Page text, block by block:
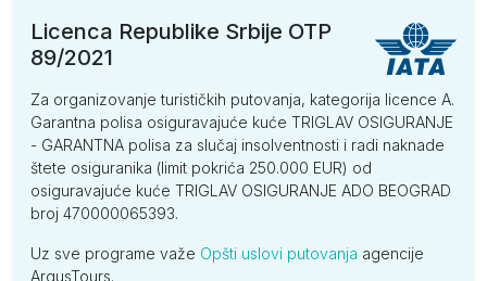
Licenca Republike Srbije OTP
89/2021
Za organizovanje turističkih putovanja, kategorija licence A.
Garantna polisa osiguravajuće kuće TRIGLAV OSIGURANJE
- GARANTNA polisa za slučaj insolventnosti i radi naknade
štete osiguranika (limit pokrića 250.000 EUR) od
osiguravajuće kuće TRIGLAV OSIGURANJE ADO BEOGRAD
broj 470000065393.
Uz sve programe važe Opšti uslovi putovanja agencije
ArgusTours.